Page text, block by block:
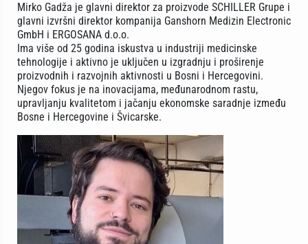
Mirko Gadža je glavni direktor za proizvode SCHILLER Grupe i
glavni izvršni direktor kompanija Ganshorn Medizin Electronic
GmbH i ERGOSANA d.o.o.
Ima više od 25 godina iskustva u industriji medicinske
tehnologije i aktivno je uključen u izgradnju i proširenje
proizvodnih i razvojnih aktivnosti u Bosni i Hercegovini.
Njegov fokus je na inovacijama, međunarodnom rastu,
upravljanju kvalitetom i jačanju ekonomske saradnje između
Bosne i Hercegovine i Švicarske.